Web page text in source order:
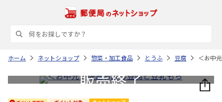
ホーム ネットショップ 惣菜・加工食品 とうふ 豆腐 ＜お中